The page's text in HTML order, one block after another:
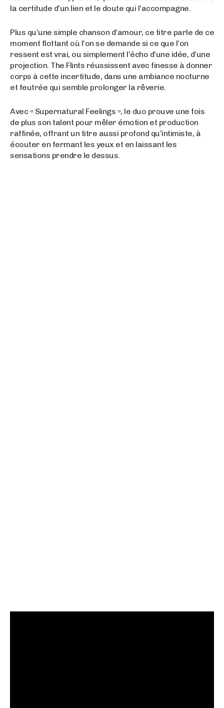
la certitude d’un lien et le doute qui l’accompagne.
Plus qu’une simple chanson d’amour, ce titre parle de ce
moment flottant où l’on se demande si ce que l’on
ressent est vrai, ou simplement l’écho d’une idée, d’une
projection. The Flints réussissent avec finesse à donner
corps à cette incertitude, dans une ambiance nocturne
et feutrée qui semble prolonger la rêverie.
Avec « Supernatural Feelings », le duo prouve une fois
de plus son talent pour mêler émotion et production
raffinée, offrant un titre aussi profond qu’intimiste, à
écouter en fermant les yeux et en laissant les
sensations prendre le dessus.